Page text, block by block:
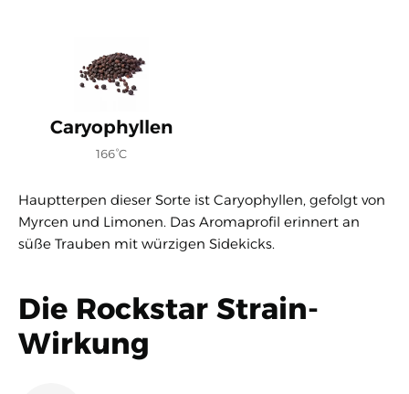
Caryophyllen
166°C
Hauptterpen dieser Sorte ist Caryophyllen, gefolgt von
Myrcen und Limonen. Das Aromaprofil erinnert an
süße Trauben mit würzigen Sidekicks.
Die Rockstar Strain-
Wirkung